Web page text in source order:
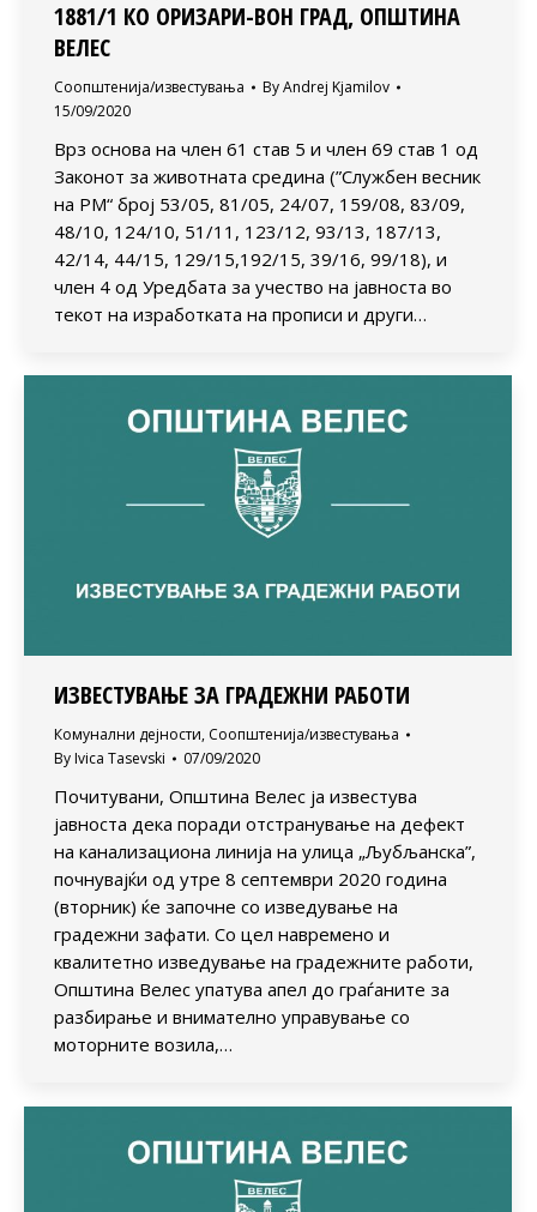
1881/1 КО ОРИЗАРИ-ВОН ГРАД, ОПШТИНА
ВЕЛЕС
Соопштенија/известувања ByAndrej Kjamilov
15/09/2020
Врз основа на член 61 став 5 и член 69 став 1 од
Законот за животната средина (”Службен весник
на РМ“ број 53/05, 81/05, 24/07, 159/08, 83/09,
48/10, 124/10, 51/11, 123/12, 93/13, 187/13,
42/14, 44/15, 129/15,192/15, 39/16, 99/18), и
член 4 од Уредбата за учество на јавноста во
текот на изработката на прописи и други…
ИЗВЕСТУВАЊЕ ЗА ГРАДЕЖНИ РАБОТИ
Комунални дејности, Соопштенија/известувања
By Ivica Tasevski 07/09/2020
Почитувани, Општина Велес ја известува
јавноста дека поради отстранување на дефект
на канализациона линија на улица „Љубљанска”,
почнувајќи од утре 8 септември 2020 година
(вторник) ќе започне со изведување на
градежни зафати. Со цел навремено и
квалитетно изведување на градежните работи,
Општина Велес упатува апел до граѓаните за
разбирање и внимателно управување со
моторните возила,…